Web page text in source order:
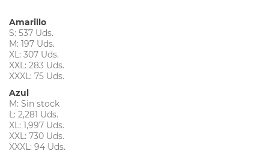
Amarillo
S: 537 Uds.
M: 197 Uds.
XL: 307 Uds.
XXL: 283 Uds.
XXXL: 75 Uds.
Azul
M: Sin stock
L: 2,281 Uds.
XL: 1,997 Uds.
XXL: 730 Uds.
XXXL: 94 Uds.